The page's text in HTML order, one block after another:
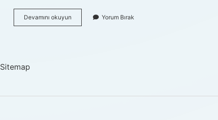
Devamını okuyun
Muhammed
Yorum Bırak
Sitemap